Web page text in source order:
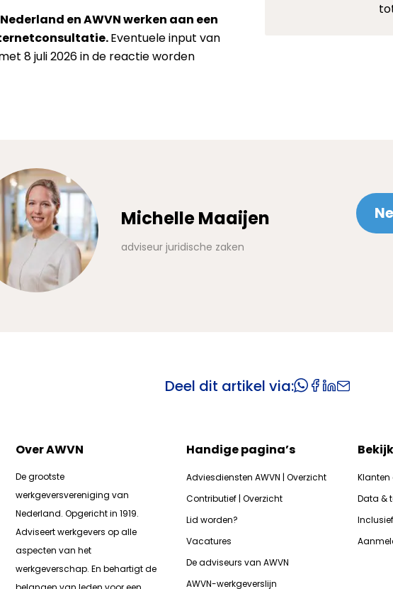
en AWVN werken aan een
Eventuele input van
8 juli 2026 in de reactie worden
Michelle Maaijen
adviseur juridische zaken
Deel dit artikel via:
Over AWVN
De grootste
werkgeversvereniging van
Nederland. Opgericht in 1919.
Adviseert werkgevers op alle
aspecten van het
werkgeverschap. En behartigt de
Handige pagina’s
Adviesdiensten AWVN | Overzicht
Contributief | Overzicht
Lid worden?
Vacatures
De adviseurs van AWVN
AWVN-werkgeverslijn
Klanten
Data &